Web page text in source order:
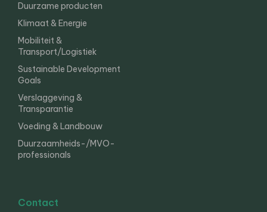
Duurzame producten
Klimaat & Energie
Mobiliteit &
Transport/Logistiek
Sustainable Development
Goals
Verslaggeving &
Transparantie
Voeding & Landbouw
Duurzaamheids-/MVO-
professionals
Contact